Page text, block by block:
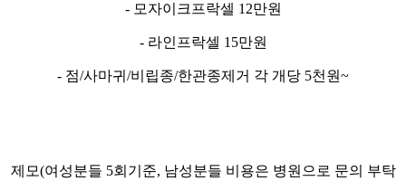
- 모자이크프락셀 12만원
- 라인프락셀 15만원
- 점/사마귀/비립종/한관종제거 각 개당 5천원~
제모(여성분들 5회기준, 남성분들 비용은 병원으로 문의 부탁